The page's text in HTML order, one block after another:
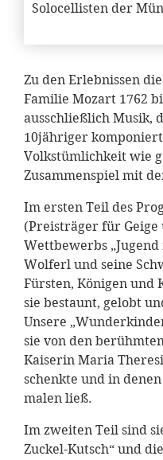
Solocellisten der
Zu den Erlebnissen
Familie Mozart 1762
ausschließlich Musik,
10jähriger
Volkstümlichkeit wie
Zusammenspiel mit
Im ersten Teil des
(Preisträger für Geige
Wettbewerbs
Wolferl und seine
Fürsten, Königen und
sie bestaunt, gelobt
Unsere
sie von den
Kaiserin Maria
schenkte und in
malen ließ.
Im zweiten Teil sind
Zuckel-Kutsch“ und